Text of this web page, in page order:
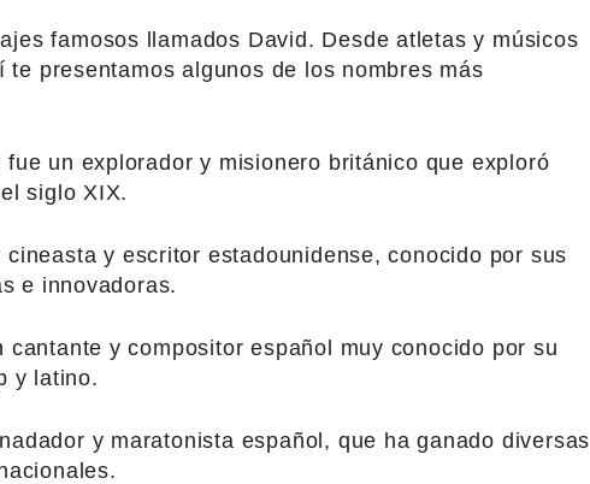
famosos llamados David. Desde atletas y músicos
te presentamos algunos de los nombres más
fue un explorador y misionero británico que exploró
siglo XIX.
cineasta y escritor estadounidense, conocido por sus
e innovadoras.
cantante y compositor español muy conocido por su
y latino.
y maratonista español, que ha ganado diversas